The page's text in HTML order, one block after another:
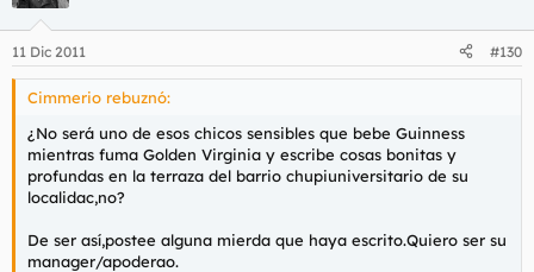
11 Dic 2011 #130
Cimmerio rebuznó:
¿No será uno de esos chicos sensibles que bebe Guinness
mientras fuma Golden Virginia y escribe cosas bonitas y
profundas en la terraza del barrio chupiuniversitario de su
localidac,no?
De ser así,postee alguna mierda que haya escrito.Quiero ser su
manager/apoderao.